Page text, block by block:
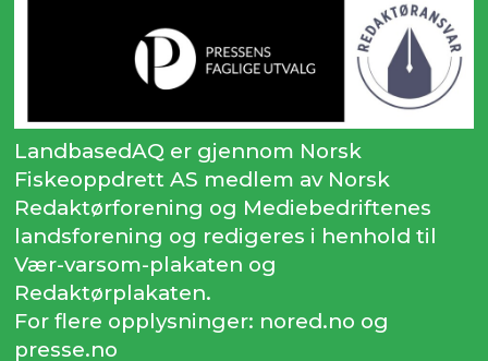
LandbasedAQ er gjennom Norsk
Fiskeoppdrett AS medlem av Norsk
Redaktørforening og Mediebedriftenes
landsforening og redigeres i henhold til
Vær-varsom-plakaten og
Redaktørplakaten.
For flere opplysninger: nored.no og
presse.no